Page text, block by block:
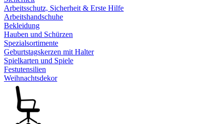
Arbeitsschutz, Sicherheit & Erste Hilfe
Arbeitshandschuhe
Bekleidung
Hauben und Schürzen
Spezialsortimente
Geburtstagskerzen mit Halter
Spielkarten und Spiele
Festutensilien
Weihnachtsdekor